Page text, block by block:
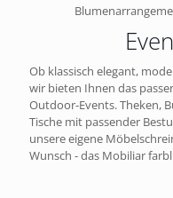
Ob klassisch elegant,
wir bieten Ihnen das
Outdoor-Events. Theken,
Tische mit passender
unsere eigene
Wunsch - das Mobiliar